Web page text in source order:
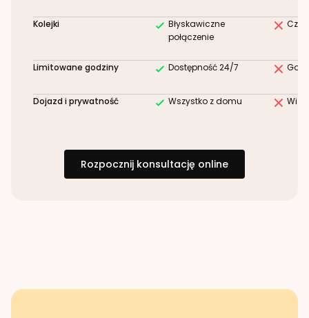
Kolejki
Błyskawiczne
połączenie
Limitowane godziny Dostępność 24/7
Dojazd i prywatność Wszystko z domu
Rozpocznij konsultację online